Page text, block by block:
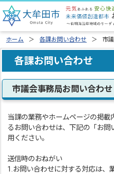
ホーム 各課お問い合わせ 市
各課お問い合わせ
市議会事務局お問い合わせ
当課の業務やホームページの掲
るお問い合わせは、下記の「お問
用ください。
送信時のおねがい
1.お問い合わせに対する対応は、